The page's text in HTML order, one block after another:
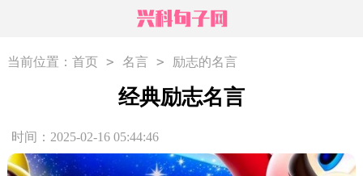
当前位置： 首页 > 名言 > 励志的名言
经典励志名言
时间：2025-02-16 05:44:46